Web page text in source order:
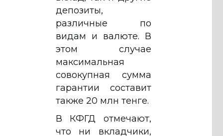
депозиты,
различные по
видам и валюте. В
этом случае
максимальная
совокупная сумма
гарантии составит
также 20 млн тенге.
В КФГД отмечают,
что ни вкладчики,